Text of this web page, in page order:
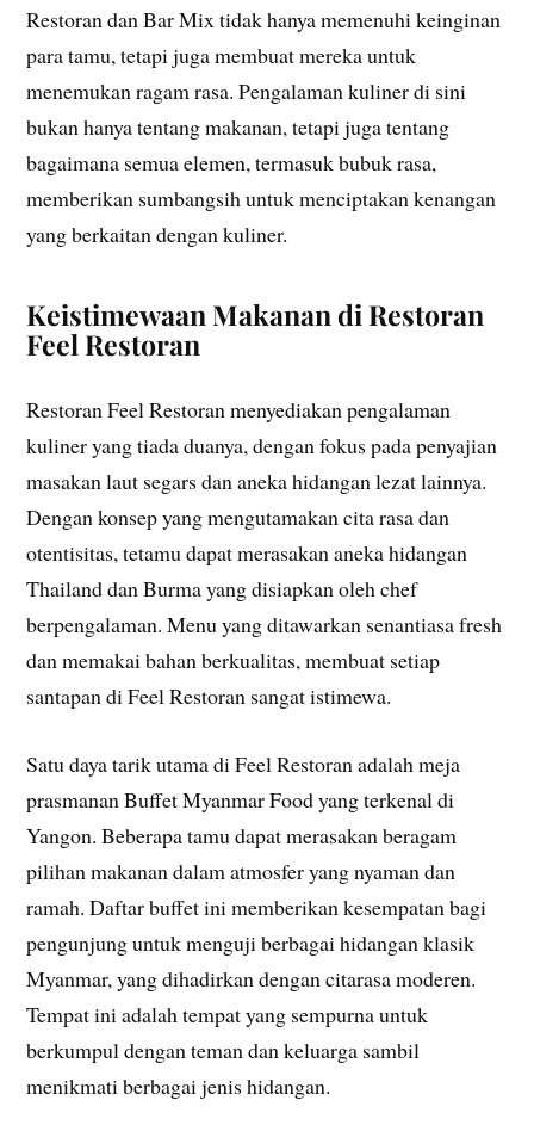
Restoran dan Bar Mix tidak hanya memenuhi keinginan
para tamu, tetapi juga membuat mereka untuk
menemukan ragam rasa. Pengalaman kuliner di sini
bukan hanya tentang makanan, tetapi juga tentang
bagaimana semua elemen, termasuk bubuk rasa,
memberikan sumbangsih untuk menciptakan kenangan
yang berkaitan dengan kuliner.
Keistimewaan Makanan di Restoran
Feel Restoran
Restoran Feel Restoran menyediakan pengalaman
kuliner yang tiada duanya, dengan fokus pada penyajian
masakan laut segars dan aneka hidangan lezat lainnya.
Dengan konsep yang mengutamakan cita rasa dan
otentisitas, tetamu dapat merasakan aneka hidangan
Thailand dan Burma yang disiapkan oleh chef
berpengalaman. Menu yang ditawarkan senantiasa fresh
dan memakai bahan berkualitas, membuat setiap
santapan di Feel Restoran sangat istimewa.
Satu daya tarik utama di Feel Restoran adalah meja
prasmanan Buffet Myanmar Food yang terkenal di
Yangon. Beberapa tamu dapat merasakan beragam
pilihan makanan dalam atmosfer yang nyaman dan
ramah. Daftar buffet ini memberikan kesempatan bagi
pengunjung untuk menguji berbagai hidangan klasik
Myanmar, yang dihadirkan dengan citarasa moderen.
Tempat ini adalah tempat yang sempurna untuk
berkumpul dengan teman dan keluarga sambil
menikmati berbagai jenis hidangan.